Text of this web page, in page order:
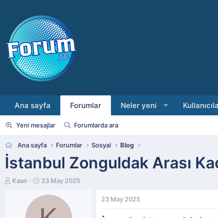
Ana sayfa Forumlar Neler yeni
Yeni mesajlar Forumlarda ara
Ana sayfa Forumlar Sosyal Blog
İstanbul Zonguldak Arası
K
Kaan
B
ş
23 May 2025
23 May 2025